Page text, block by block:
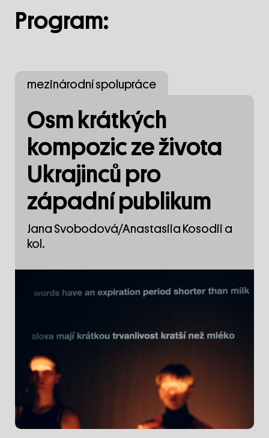
Program:
mezinárodní spolupráce
Osm krátkých
kompozic ze života
Ukrajinců pro
západní publikum
Jana Svobodová/Anastasiia Kosodii a
kol.